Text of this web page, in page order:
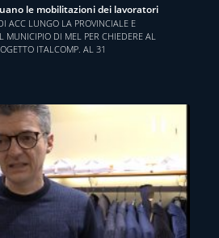
le mobilitazioni dei lavoratori
ACC LUNGO LA PROVINCIALE E
MUNICIPIO DI MEL PER CHIEDERE AL
ITALCOMP. AL 31